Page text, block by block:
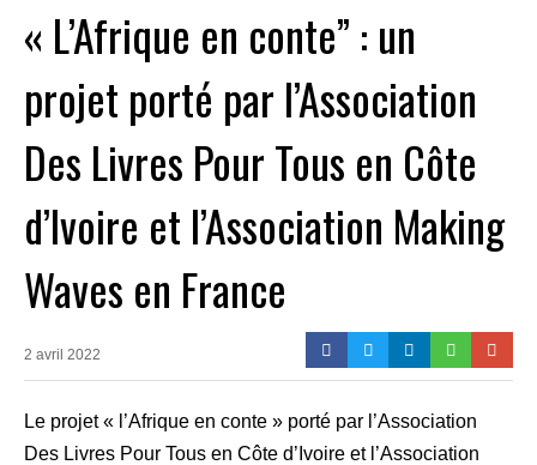
« L’Afrique en conte” : un
projet porté par l’Association
Des Livres Pour Tous en Côte
d’Ivoire et l’Association Making
Waves en France
2 avril 2022
Le projet « l’Afrique en conte » porté par l’Association
Des Livres Pour Tous en Côte d’Ivoire et l’Association